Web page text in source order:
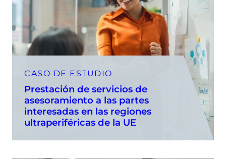
CASO DE ESTUDIO
Prestación de servicios de
asesoramiento a las partes
interesadas en las regiones
ultraperiféricas de la UE